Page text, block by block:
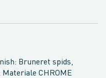
Bruneret spids,
CHROME